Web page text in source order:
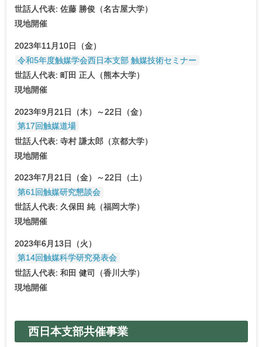
世話人代表: 佐藤 勝俊（名古屋大学）
現地開催
2023年11月10日（金）
令和5年度触媒学会西日本支部 触媒技術セミナー
世話人代表: 町田 正人（熊本大学）
現地開催
2023年9月21日（木）～22日（金）
第17回触媒道場
世話人代表: 寺村 謙太郎（京都大学）
現地開催
2023年7月21日（金）～22日（土）
第61回触媒研究懇談会
世話人代表: 久保田 純（福岡大学）
現地開催
2023年6月13日（火）
第14回触媒科学研究発表会
世話人代表: 和田 健司（香川大学）
現地開催
西日本支部共催事業